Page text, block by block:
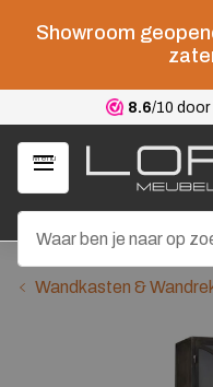
Showroom
8.6/10 door
Menu
Wandkasten &